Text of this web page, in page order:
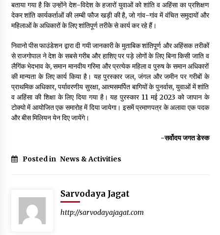
बताया गया है कि उन्होंने देश-विदेश के हजारों युवाओं को शांति व अहिंसा का प्रशिक्षण
देकर शांति कार्यकर्ताओं की लम्बी फौज खड़ी की है, जो गांव-गांव में वंचित समुदायों और
महिलाओं के अधिकारों के लिए शांतिपूर्ण तरीके से कार्य कर रहे हैं।
निवानो पीस फाउंडेशन द्वारा दी गयी जानकारी के मुताबिक शांतिपूर्ण और अहिंसक तरीकों
से राजगोपाल ने देश के सबसे गरीब और हाशिए पर पड़े लोगों के लिए बिना किसी जाति व
लैगिंक भेदभाव के, समान मानवीय गरिमा और प्रत्येक महिला व पुरुष के समान अधिकारों
की मान्यता के लिए कार्य किया है। यह पुरस्कार जल, जंगल और जमीन पर गरीबों के
प्राथमिक अधिकार, पर्यावरणीय सुरक्षा, आत्मसमर्पित बागियों के पुनर्वास, युवाओं में शांति
व अहिंसा की शिक्षा के लिए दिया गया है। यह पुरस्कार 11 मई 2023 को जापान के
टोक्यो में आयोजित एक समारोह में दिया जायेगा। इसमें प्रमाणपत्र के अलावा एक पदक
और बीस मिलियन येन दिए जायेंगे।
-सर्वोदय जगत डेस्क
Posted in News & Activities
Sarvodaya Jagat
http://sarvodayajagat.com